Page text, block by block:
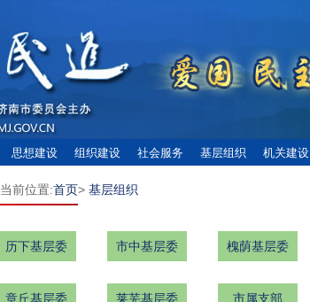
思想建设 组织建设 社会服务 基层组织 机关建设
当前位置:首页> 基层组织
历下基层委 市中基层委 槐荫基层委
章丘基层委 莱芜基层委 市属支部